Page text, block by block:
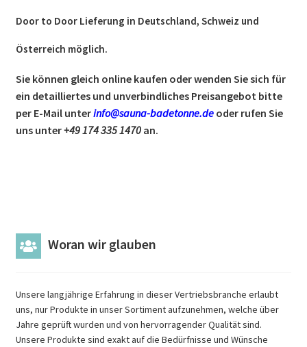
Door to Door Lieferung in Deutschland, Schweiz und
Österreich möglich.
Sie können gleich online kaufen oder wenden Sie sich für
ein detailliertes und unverbindliches Preisangebot bitte
per E-Mail unterinfo@sauna-badetonne.deoder rufen Sie
uns unter+49 174 335 1470an.
Woran wir glauben
Unsere langjährige Erfahrung in dieser Vertriebsbranche erlaubt
uns, nur Produkte in unser Sortiment aufzunehmen, welche über
Jahre geprüft wurden und von hervorragender Qualität sind.
Unsere Produkte sind exakt auf die Bedürfnisse und Wünsche